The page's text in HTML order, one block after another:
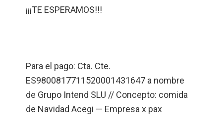
¡¡¡TE ESPERAMOS!!!
Para el pago: Cta. Cte.
ES9800817711520001431647 a nombre
de Grupo Intend SLU // Concepto: comida
de Navidad Acegi — Empresa x pax